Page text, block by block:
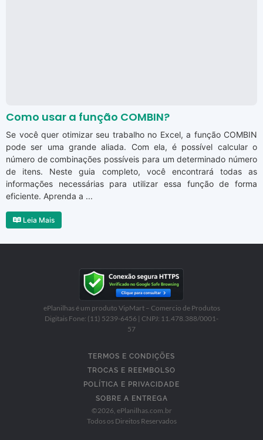
Como usar a função COMBIN?
Se você quer otimizar seu trabalho no Excel, a função COMBIN
pode ser uma grande aliada. Com ela, é possível calcular o
número de combinações possíveis para um determinado número
de itens. Neste guia completo, você encontrará todas as
informações necessárias para utilizar essa função de forma
eficiente. Aprenda a ...
Leia Mais
ePlanilhas é um produto VipMart – Comercio de Produtos
Digitais Fone: (11) 5239-6456 | CNPJ: 11.478.388/0001-
57
TERMOS E CONDIÇÕES
TROCAS E REEMBOLSO
POLÍTICA E PRIVACIDADE
SOBRE A ENTREGA
©2026 , ePlanilhas.com.br
Todos os Direitos Reservados